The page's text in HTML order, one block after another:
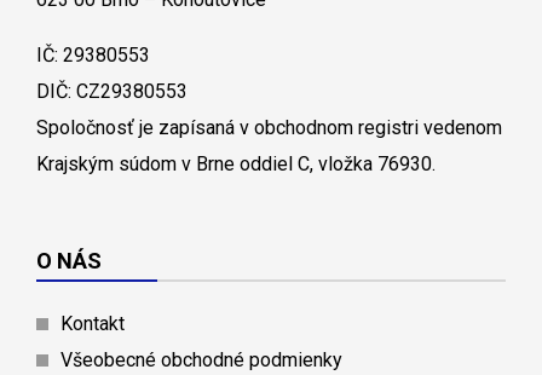
IČ: 29380553
DIČ: CZ29380553
Spoločnosť je zapísaná v obchodnom registri vedenom
Krajským súdom v Brne oddiel C, vložka 76930.
O NÁS
Kontakt
Všeobecné obchodné podmienky